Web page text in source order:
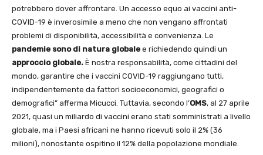
potrebbero dover affrontare. Un accesso equo ai vaccini anti-
COVID-19 è inverosimile a meno che non vengano affrontati
problemi di disponibilità, accessibilità e convenienza. Le
pandemie sono di natura globale e richiedendo quindi un
approccio globale. È nostra responsabilità, come cittadini del
mondo, garantire che i vaccini COVID-19 raggiungano tutti,
indipendentemente da fattori socioeconomici, geografici o
demografici” afferma Micucci. Tuttavia, secondo l’OMS, al 27 aprile
2021, quasi un miliardo di vaccini erano stati somministrati a livello
globale, ma i Paesi africani ne hanno ricevuti solo il 2% (36
milioni), nonostante ospitino il 12% della popolazione mondiale.